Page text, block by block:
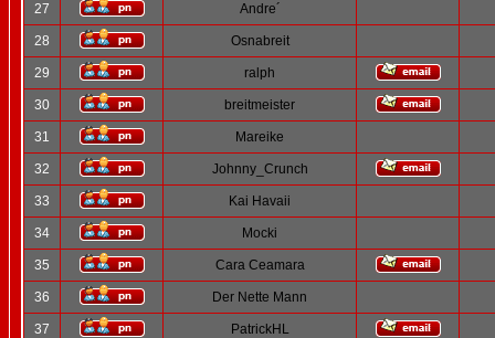
27 Andre´
28 Osnabreit
29 ralph
30 breitmeister
31 Mareike
32 Johnny_Crunch
33 Kai Havaii
34 Mocki
35 Cara Ceamara
36 Der Nette Mann
37 PatrickHL